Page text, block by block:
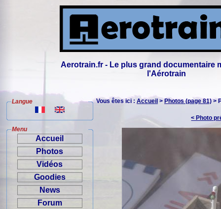
Aerotrain.fr - Le plus grand documentaire
l'Aérotrain
Langue
Menu
Accueil
Photos
Vidéos
Goodies
News
Forum
Vous êtes ici : Accueil > Photos (page 81) >
< Photo